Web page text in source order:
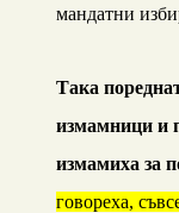
мандатни
Така
измамници и
измамиха за
говореха,